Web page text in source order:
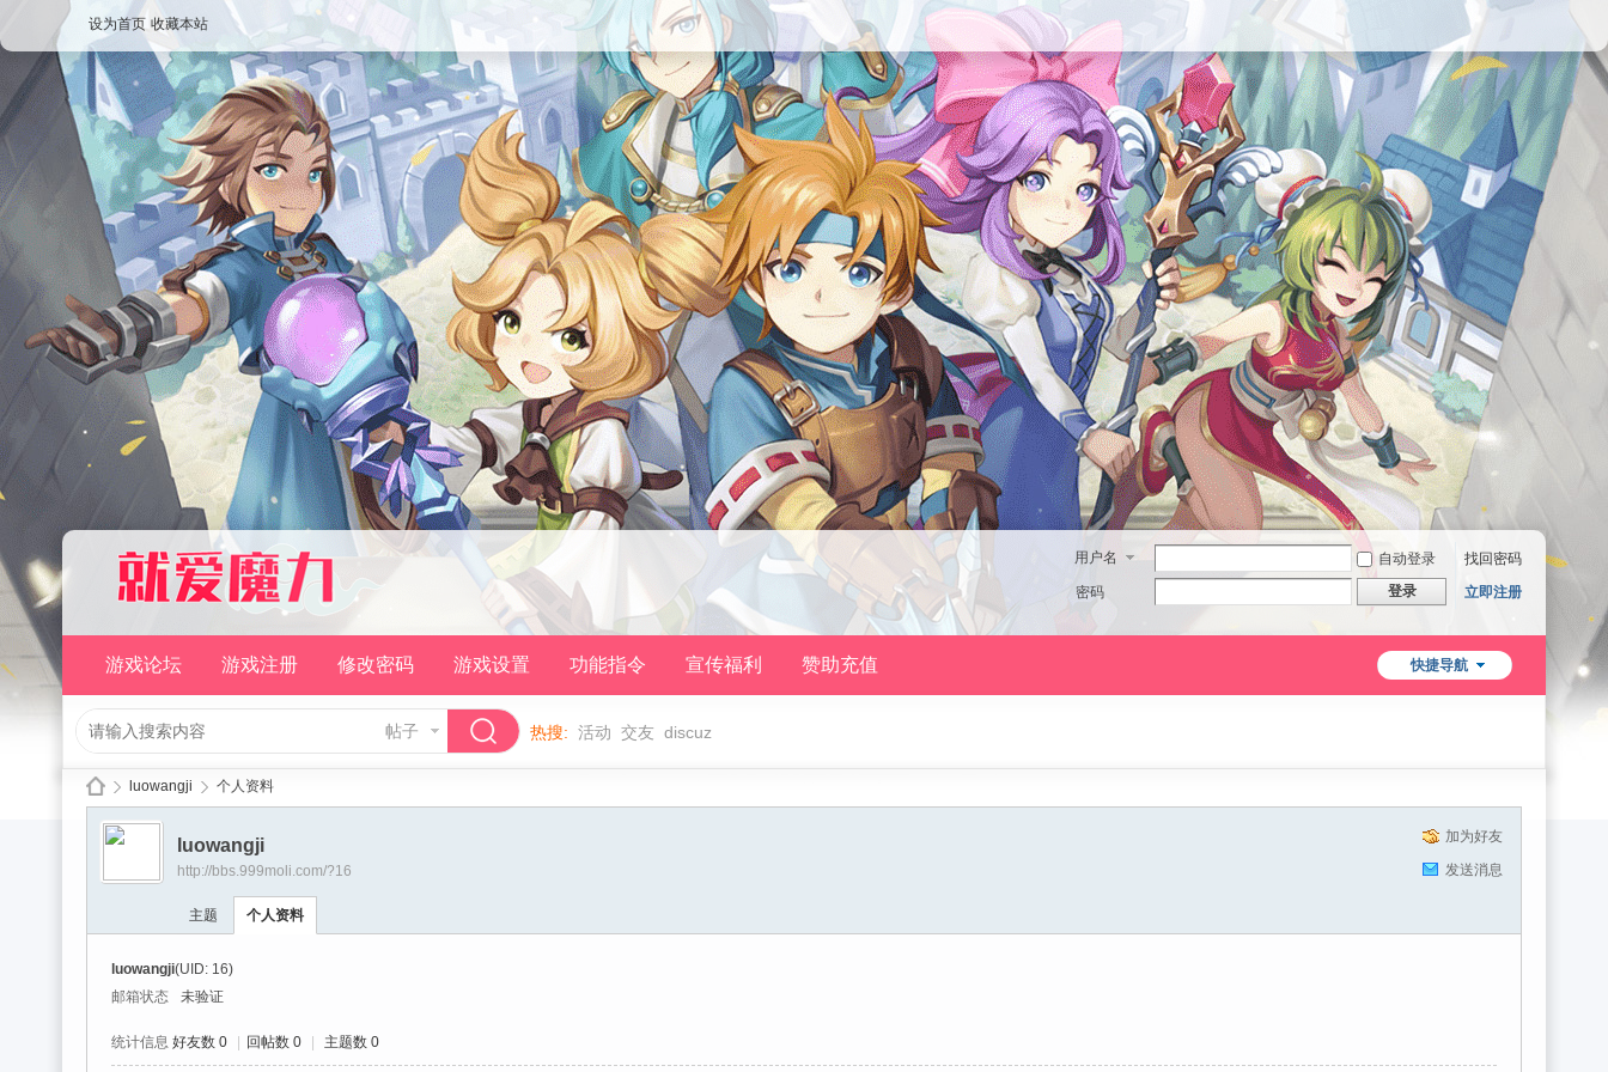
设为首页 收藏本站
用户名 自动登录
找回密码
密码
登录 立即注册
快捷导航
游戏论坛 游戏注册 修改密码 游戏设置 功能指令 宣传福利 赞助充值
帖子 热搜: 活动 交友 discuz
›
luowangji 个人资料
加为好友
发送消息
luowangji
http://bbs.999moli.com/?16
主题 个人资料
luowangji(UID: 16)
邮箱状态
未验证
统计信息 好友数 0 回帖数 0 主题数 0